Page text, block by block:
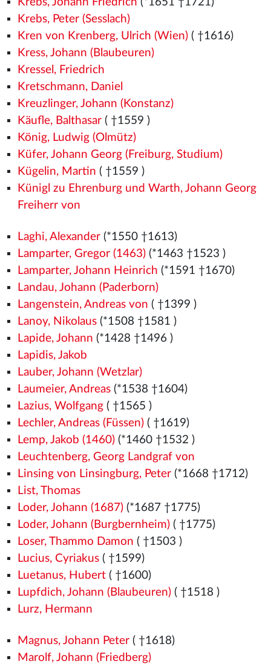
Krebs, Johann Friedrich (*1651 †1721)
Krebs, Peter (Sesslach)
Kren von Krenberg, Ulrich (Wien)( †1616)
Kress, Johann (Blaubeuren)
Kressel, Friedrich
Kretschmann, Daniel
Kreuzlinger, Johann (Konstanz)
Käufle, Balthasar( †1559 )
König, Ludwig (Olmütz)
Küfer, Johann Georg (Freiburg, Studium)
Kügelin, Martin ( †1559 )
Künigl zu Ehrenburg und Warth, Johann Georg
Freiherr von
Laghi, Alexander(*1550 †1613)
Lamparter, Gregor (1463)(*1463 †1523 )
Lamparter, Johann Heinrich (*1591 †1670)
Landau, Johann (Paderborn)
Langenstein, Andreas von ( †1399 )
Lanoy, Nikolaus(*1508 †1581 )
Lapide, Johann (*1428 †1496 )
Lapidis, Jakob
Lauber, Johann (Wetzlar)
Laumeier, Andreas(*1538 †1604)
Lazius, Wolfgang( †1565 )
Lechler, Andreas (Füssen)( †1619)
Lemp, Jakob (1460)(*1460 †1532 )
Leuchtenberg, Georg Landgraf von
Linsing von Linsingburg, Peter(*1668 †1712)
List, Thomas
Loder, Johann (1687)(*1687 †1775)
Loder, Johann (Burgbernheim)( †1775)
Loser, Thammo Damon ( †1503 )
Lucius, Cyriakus( †1599)
Luetanus, Hubert( †1600)
Lupfdich, Johann (Blaubeuren)( †1518 )
Lurz, Hermann
Magnus, Johann Peter( †1618)
Marolf, Johann (Friedberg)